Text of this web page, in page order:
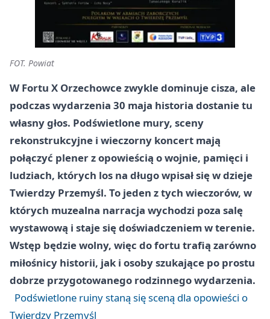
FOT. Powiat
W Fortu X Orzechowce zwykle dominuje cisza, ale
podczas wydarzenia 30 maja historia dostanie tu
własny głos. Podświetlone mury, sceny
rekonstrukcyjne i wieczorny koncert mają
połączyć plener z opowieścią o wojnie, pamięci i
ludziach, których los na długo wpisał się w dzieje
Twierdzy Przemyśl. To jeden z tych wieczorów, w
których muzealna narracja wychodzi poza salę
wystawową i staje się doświadczeniem w terenie.
Wstęp będzie wolny, więc do fortu trafią zarówno
miłośnicy historii, jak i osoby szukające po prostu
dobrze przygotowanego rodzinnego wydarzenia.
Podświetlone ruiny staną się sceną dla opowieści o
Twierdzy Przemyśl